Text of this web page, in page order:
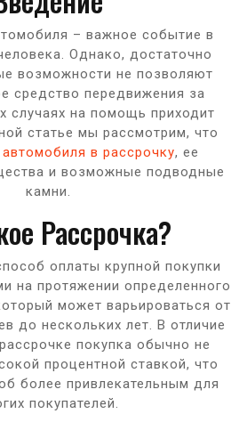
– важное событие в
Однако, достаточно
возможности не позволяют
средство передвижения за
случаях на помощь приходит
статье мы рассмотрим, что
автомобиля в рассрочку, ее
и возможные подводные
камни.
Рассрочка?
оплаты крупной покупки
на протяжении определенного
может варьироваться от
до нескольких лет. В отличие
покупка обычно не
процентной ставкой, что
более привлекательным для
покупателей.